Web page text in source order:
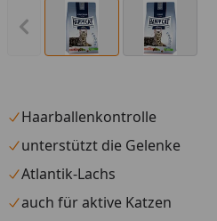
Vorheriges Bild anzeigen
Haarballenkontrolle
unterstützt die Gelenke
Atlantik-Lachs
auch für aktive Katzen